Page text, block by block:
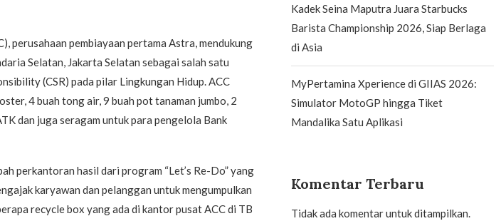
perusahaan pembiayaan pertama Astra, mendukung
Selatan, Jakarta Selatan sebagai salah satu
(CSR) pada pilar Lingkungan Hidup. ACC
4 buah tong air, 9 buah pot tanaman jumbo, 2
dan juga seragam untuk para pengelola Bank
perkantoran hasil dari program “Let’s Re-Do” yang
karyawan dan pelanggan untuk mengumpulkan
recycle box yang ada di kantor pusat ACC di TB
Kadek Seina Maputra Juara Starbucks
Barista Championship 2026, Siap Berlaga
di Asia
MyPertamina Xperience di GIIAS 2026:
Simulator MotoGP hingga Tiket
Mandalika Satu Aplikasi
Komentar Terbaru
Tidak ada komentar untuk ditampilkan.